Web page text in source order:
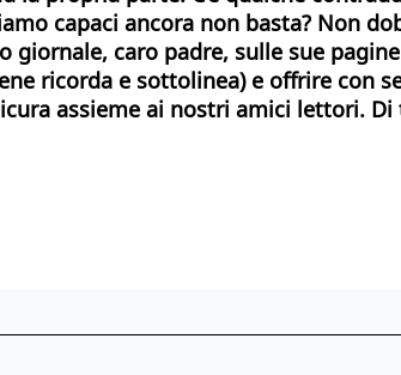
capaci ancora non basta? Non
caro padre, sulle sue
ricorda e sottolinea) e offrire con
assieme ai nostri amici lettori.